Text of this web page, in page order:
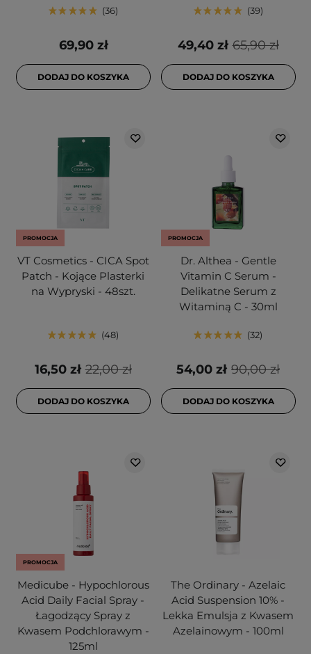
36
69,90 zł
DODAJ DO KOSZYKA
39
65,90 zł
49,40 zł
DODAJ DO KOSZYKA
PROMOCJA
VT Cosmetics - CICA Spot
Patch - Kojące Plasterki
na Wypryski - 48szt.
48
22,00 zł
16,50 zł
DODAJ DO KOSZYKA
PROMOCJA
Dr. Althea - Gentle
Vitamin C Serum -
Delikatne Serum z
Witaminą C - 30ml
32
90,00 zł
54,00 zł
DODAJ DO KOSZYKA
PROMOCJA
Medicube - Hypochlorous
Acid Daily Facial Spray -
Łagodzący Spray z
Kwasem Podchlorawym -
125ml
The Ordinary - Azelaic
Acid Suspension 10% -
Lekka Emulsja z Kwasem
Azelainowym - 100ml